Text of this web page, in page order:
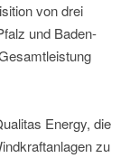
von drei
und Baden-
Energy, die
zu